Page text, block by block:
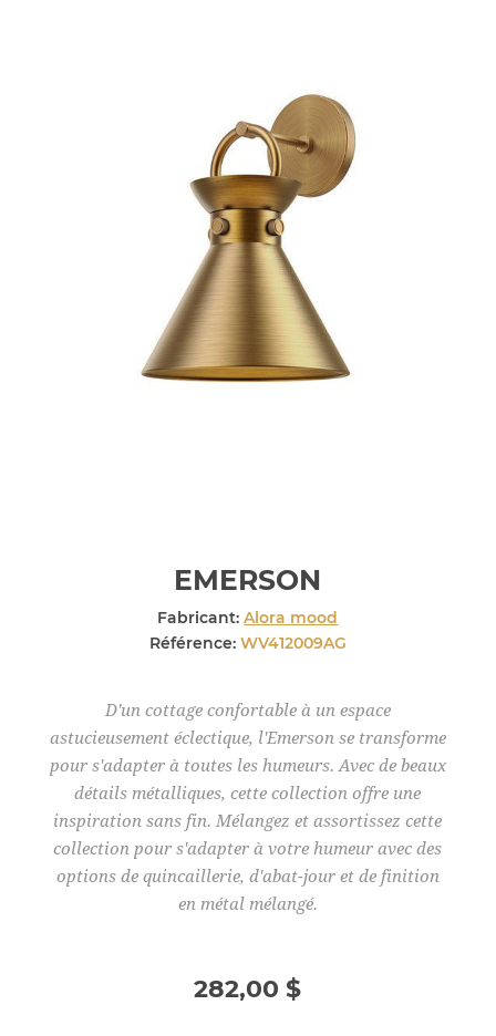
EMERSON
Fabricant: Alora mood
Référence: WV412009AG
D'un cottage confortable à un espace
astucieusement éclectique, l'Emerson se transforme
pour s'adapter à toutes les humeurs. Avec de beaux
détails métalliques, cette collection offre une
inspiration sans fin. Mélangez et assortissez cette
collection pour s'adapter à votre humeur avec des
options de quincaillerie, d'abat-jour et de finition
en métal mélangé.
282,00 $